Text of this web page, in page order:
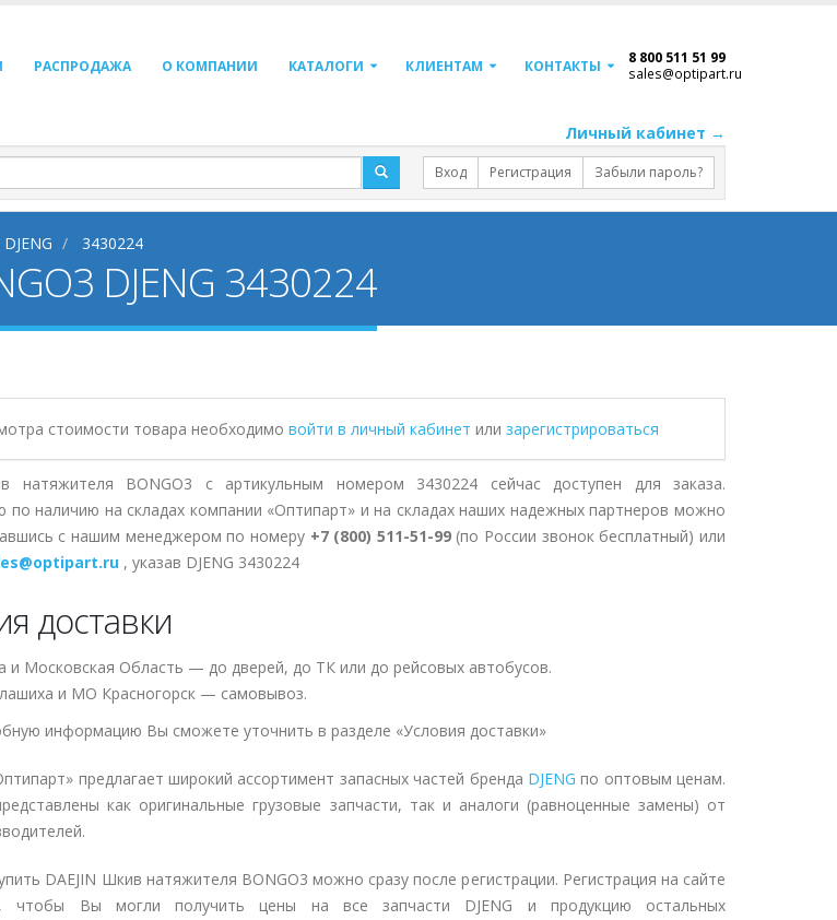
РАСПРОДАЖА О КОМПАНИИ КАТАЛОГИ КЛИЕНТАМ КОНТАКТЫ 8 800 511 51 99
sales@optipart.ru
Личный кабинет →
Вход Регистрация Забыли пароль?
3430224
DJENG 3430224
стоимости товара необходимо войти в личный кабинет или зарегистрироваться
натяжителя BONGO3 с артикульным номером 3430224 сейчас доступен для заказа.
наличию на складах компании «Оптипарт» и на складах наших надежных партнеров можно
с нашим менеджером по номеру +7 (800) 511-51-99(по России звонок бесплатный) или
, указав DJENG 3430224
доставки
и Московская Область — до дверей, до ТК или до рейсовых автобусов.
и МО Красногорск — самовывоз.
информацию Вы сможете уточнить в разделе «Условия доставки»
предлагает широкий ассортимент запасных частей бренда DJENG по оптовым ценам.
как оригинальные грузовые запчасти, так и аналоги (равноценные замены) от
DAEJIN Шкив натяжителя BONGO3 можно сразу после регистрации. Регистрация на сайте
чтобы Вы могли получить цены на все запчасти DJENG и продукцию остальных